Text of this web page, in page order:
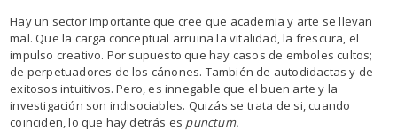
Hay un sector importante que cree que academia y arte se llevan
mal. Que la carga conceptual arruina la vitalidad, la frescura, el
impulso creativo. Por supuesto que hay casos de emboles cultos;
de perpetuadores de los cánones. También de autodidactas y de
exitosos intuitivos. Pero, es innegable que el buen arte y la
investigación son indisociables. Quizás se trata de si, cuando
coinciden, lo que hay detrás es punctum.